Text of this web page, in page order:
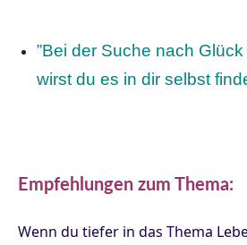
”Bei der Suche nach
wirst du es in dir selbst
Empfehlungen zum Thema:
Wenn du tiefer in das Thema